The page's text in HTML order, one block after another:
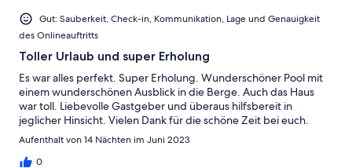
Gut: Sauberkeit, Check-in, Kommunikation, Lage und Genauigkeit
des Onlineauftritts
Toller Urlaub und super Erholung
Es war alles perfekt. Super Erholung. Wunderschöner Pool mit
einem wunderschönen Ausblick in die Berge. Auch das Haus
war toll. Liebevolle Gastgeber und überaus hilfsbereit in
jeglicher Hinsicht. Vielen Dank für die schöne Zeit bei euch.
Aufenthalt von 14 Nächten im Juni 2023
0